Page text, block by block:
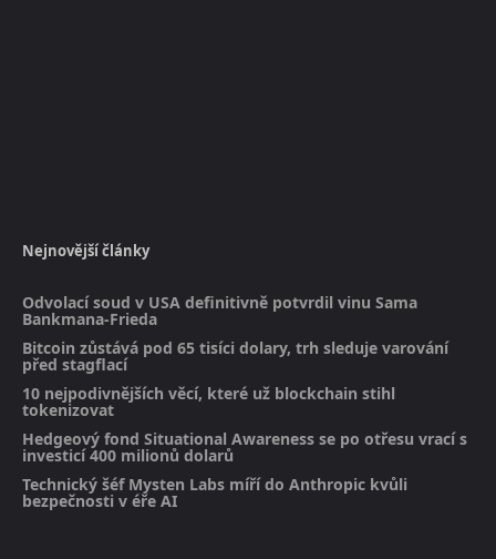
Nejnovější články
Odvolací soud v USA definitivně potvrdil vinu Sama
Bankmana-Frieda
Bitcoin zůstává pod 65 tisíci dolary, trh sleduje varování
před stagflací
10 nejpodivnějších věcí, které už blockchain stihl
tokenizovat
Hedgeový fond Situational Awareness se po otřesu vrací s
investicí 400 milionů dolarů
Technický šéf Mysten Labs míří do Anthropic kvůli
bezpečnosti v éře AI